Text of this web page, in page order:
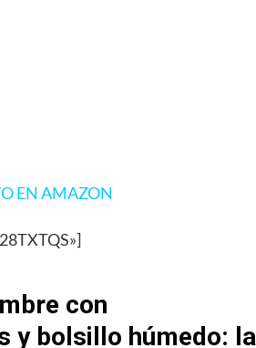
EN AMAZON
con
y bolsillo húmedo: la